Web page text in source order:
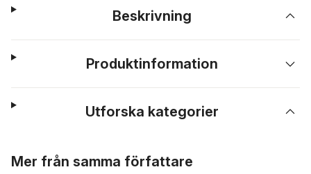
Beskrivning
Produktinformation
Utforska kategorier
Mer från samma författare